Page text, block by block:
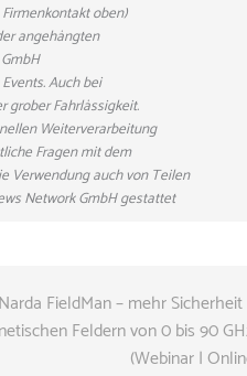
oben)
angehängten
Auch bei
grober Fahrlässigkeit.
Weiterverarbeitung
Fragen mit dem
Verwendung auch von Teilen
Network GmbH gestattet
FieldMan – mehr
Feldern von 0 bis 90
(Webinar |